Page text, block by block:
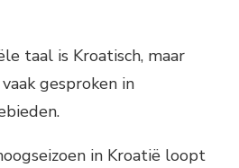
taal is Kroatisch, maar
gesproken in
in Kroatië loopt